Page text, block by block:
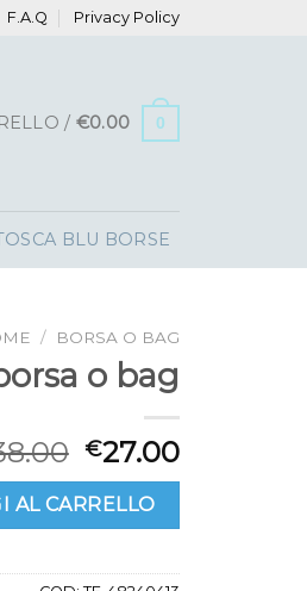
F.A.Q Privacy Policy
/ €0.00 0
BLU BORSE
/ BORSA O BAG
o bag
€27.00
AL CARRELLO